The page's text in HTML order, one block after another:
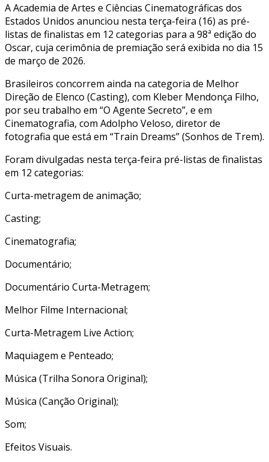
A Academia de Artes e Ciências Cinematográficas dos
Estados Unidos anunciou nesta terça-feira (16) as pré-
listas de finalistas em 12 categorias para a 98ª edição do
Oscar, cuja cerimônia de premiação será exibida no dia 15
de março de 2026.
Brasileiros concorrem ainda na categoria de Melhor
Direção de Elenco (Casting), com Kleber Mendonça Filho,
por seu trabalho em “O Agente Secreto”, e em
Cinematografia, com Adolpho Veloso, diretor de
fotografia que está em “Train Dreams” (Sonhos de Trem).
Foram divulgadas nesta terça-feira pré-listas de finalistas
em 12 categorias:
Curta-metragem de animação;
Casting;
Cinematografia;
Documentário;
Documentário Curta-Metragem;
Melhor Filme Internacional;
Curta-Metragem Live Action;
Maquiagem e Penteado;
Música (Trilha Sonora Original);
Música (Canção Original);
Som;
Efeitos Visuais.